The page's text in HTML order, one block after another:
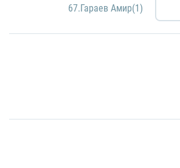
67.Гараев Амир(1)